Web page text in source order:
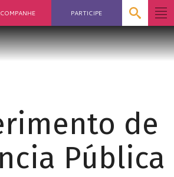
PARTICIPE
de
Pública